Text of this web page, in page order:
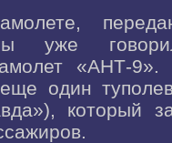
мы уже
«АНТ-
один
который